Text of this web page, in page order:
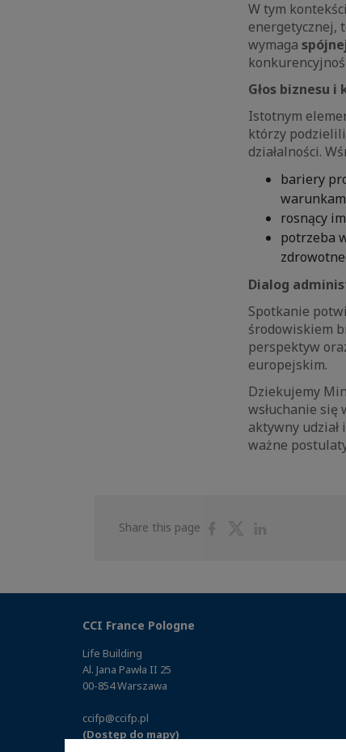
W tym
energetycznej,
wymaga
Głos biznesu
Istotnym
którzy
działalności.
bariery
rosnący
potrzeba
Dialog
Spotkanie
środowiskiem
perspektyw
europejskim.
Dziekujemy
wsłuchanie się
aktywny
ważne
Share this page
ShareShare
CCI France Pologne
Life Building
Al. Jana Pawła II 25
00-854 Warszawa
ccifp@ccifp.pl
(Dostęp do mapy)